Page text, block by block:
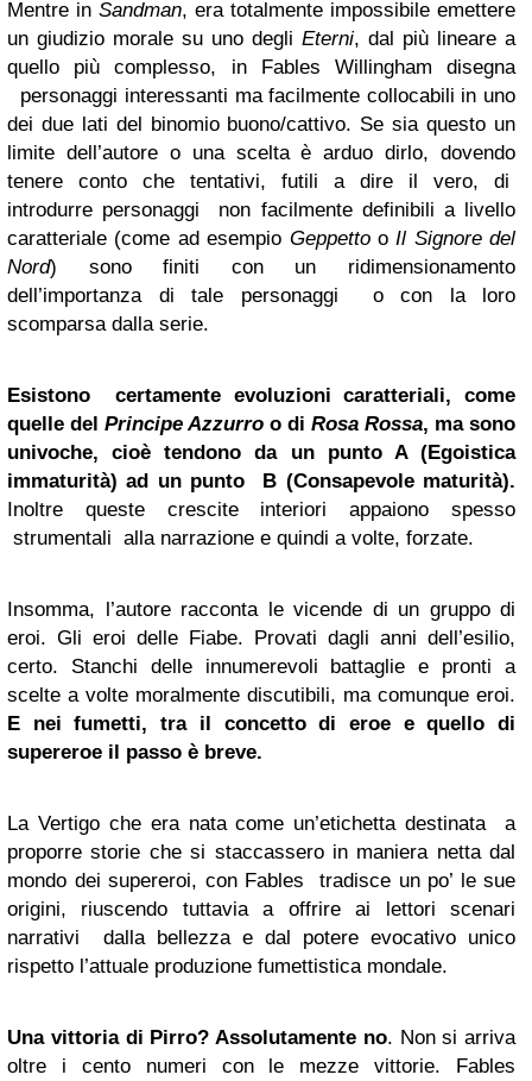
Mentre in Sandman, era totalmente impossibile emettere
un giudizio morale su uno degli Eterni, dal più lineare a
quello più complesso, in Fables Willingham disegna
personaggi interessanti ma facilmente collocabili in uno
dei due lati del binomio buono/cattivo. Se sia questo un
limite dell’autore o una scelta è arduo dirlo, dovendo
tenere conto che tentativi, futili a dire il vero, di
introdurre personaggi non facilmente definibili a livello
caratteriale (come ad esempio GeppettooIl Signore del
Nord) sono finiti con un ridimensionamento
dell’importanza di tale personaggi o con la loro
scomparsa dalla serie.
Esistono certamente evoluzioni caratteriali, come
quelle del Principe Azzurro o di Rosa Rossa, ma sono
univoche, cioè tendono da un punto A (Egoistica
immaturità) ad un punto B (Consapevole maturità).
Inoltre queste crescite interiori appaiono spesso
strumentali alla narrazione e quindi a volte, forzate.
Insomma, l’autore racconta le vicende di un gruppo di
eroi. Gli eroi delle Fiabe. Provati dagli anni dell’esilio,
certo. Stanchi delle innumerevoli battaglie e pronti a
scelte a volte moralmente discutibili, ma comunque eroi.
E nei fumetti, tra il concetto di eroe e quello di
supereroe il passo è breve.
La Vertigo che era nata come un’etichetta destinata a
proporre storie che si staccassero in maniera netta dal
mondo dei supereroi, con Fables tradisce un po’ le sue
origini, riuscendo tuttavia a offrire ai lettori scenari
narrativi dalla bellezza e dal potere evocativo unico
rispetto l’attuale produzione fumettistica mondale.
Una vittoria di Pirro? Assolutamente no. Non si arriva
oltre i cento numeri con le mezze vittorie. Fables